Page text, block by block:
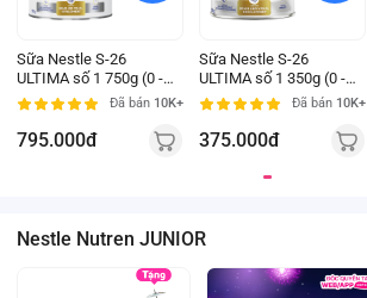
Sữa Nestle S-26
ULTIMA số 1 750g (0 -
12 tháng)
Đã bán 10K+
795.000đ
Sữa Nestle S-26
ULTIMA số 1 350g (0 -
12 tháng)
Đã bán 10K+
375.000đ
Nestle Nutren JUNIOR